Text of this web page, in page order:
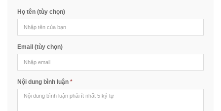
Họ tên (tùy chọn)
Email (tùy chọn)
Nội dung bình luận *